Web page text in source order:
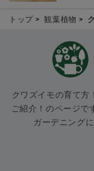
トップ 観葉植物
クワズイモの育て方
ご紹介！のページで
ガーデニング